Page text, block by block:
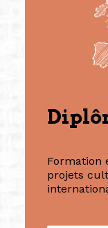
Formation
projets